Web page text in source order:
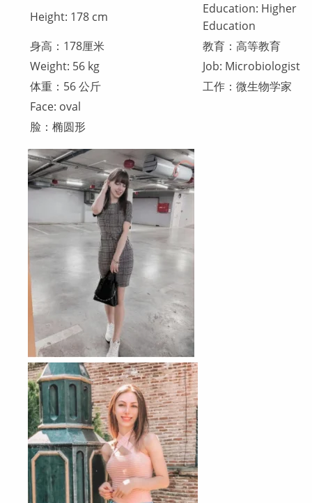
Height: 178 cm
Education: Higher
Education
身高：178厘米
教育：高等教育
Weight: 56 kg
Job: Microbiologist
体重：56 公斤
工作：微生物学家
Face: oval
脸：椭圆形